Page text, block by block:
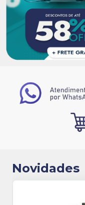
Novidades